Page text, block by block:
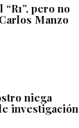
pero no
Manzo
niega
investigación